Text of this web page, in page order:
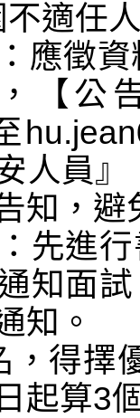
應徵
【公
人員
知，避
先進
知面
知。
，得擇
起算3